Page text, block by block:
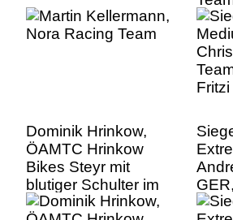
Fritzi
Dominik Hrinkow,
ÖAMTC Hrinkow
Bikes Steyr mit
blutiger Schulter im
Ziel. Dominik